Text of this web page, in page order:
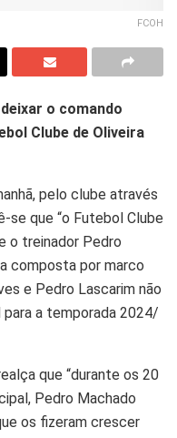
FCOH
o comando
Clube de Oliveira
pelo clube através
se que “o Futebol Clube
o treinador Pedro
composta por marco
e Pedro Lascarim não
para a temporada 2024/
que “durante os 20
Pedro Machado
os fizeram crescer